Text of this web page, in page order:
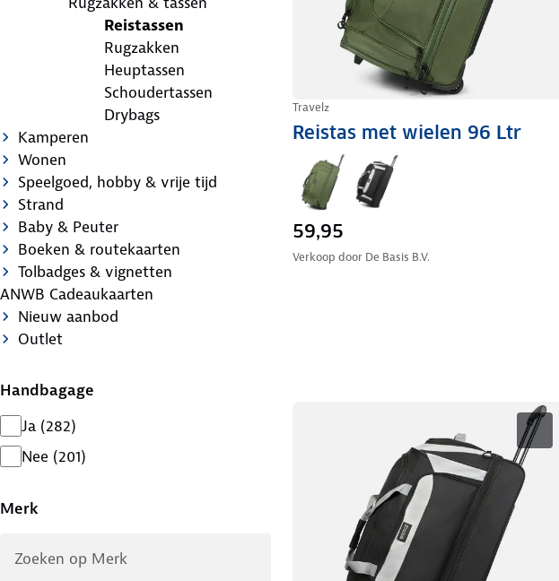
Reistassen
Rugzakken
Heuptassen
Schoudertassen
Drybags
Kamperen
Wonen
Speelgoed, hobby & vrije tijd
Strand
Baby & Peuter
Boeken & routekaarten
Tolbadges & vignetten
ANWB Cadeaukaarten
Nieuw aanbod
Outlet
Handbagage
Ja (282)
Nee (201)
Merk
Travelz
Reistas met wielen 96 Ltr
59,95
Verkoop door De Basis B.V.